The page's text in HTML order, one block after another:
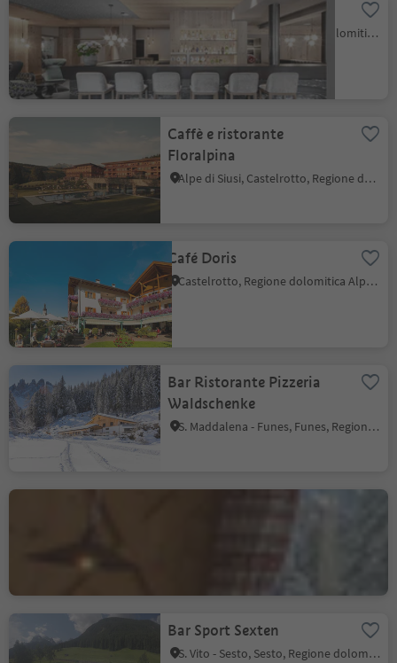
JH-Bar-Jägerhof
Colfosco, Corvara, Regione dolomitica Alta Badia
Caffè e ristorante
Floralpina
Alpe di Siusi, Castelrotto, Regione dolomitica Alpe di Siusi
Café Doris
Castelrotto, Regione dolomitica Alpe di Siusi
Bar Ristorante Pizzeria
Waldschenke
S. Maddalena - Funes, Funes, Regione dolomitica Luson Val di Funes
Bar Sport Sexten
S. Vito - Sesto, Sesto, Regione dolomitica 3 Cime